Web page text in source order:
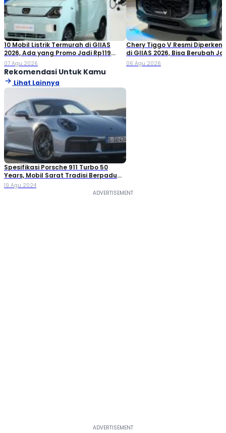
10 Mobil Listrik Termurah di GIIAS
2026, Ada yang Promo Jadi Rp119
Jutaan!
07 Agu 2026
Chery Tiggo V Resmi
di GIIAS 2026, Bisa Berubah
Double Cabin
06 Agu 2026
Rekomendasi Untuk Kamu
Lihat Lainnya
Spesifikasi Porsche 911 Turbo 50
Years, Mobil Sarat Tradisi Berpadu
Modernisasi
19 Agu 2024